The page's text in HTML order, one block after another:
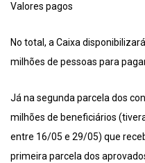
Valores pagos
No total, a Caixa
milhões de pessoas para
Já na segunda parcela dos
milhões de beneficiários
entre 16/05 e 29/05) que
primeira parcela dos